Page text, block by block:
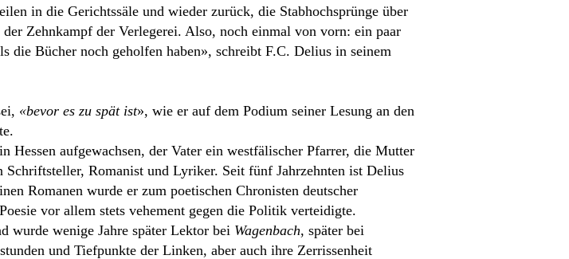
in die Gerichtssäle und wieder zurück, die Stabhochsprünge über
Zehnkampf der Verlegerei. Also, noch einmal von vorn: ein paar
die Bücher noch geholfen haben», schreibt F.C. Delius in seinem
«bevor es zu spät ist», wie er auf dem Podium seiner Lesung an den
Hessen aufgewachsen, der Vater ein westfälischer Pfarrer, die Mutter
Schriftsteller, Romanist und Lyriker. Seit fünf Jahrzehnten ist Delius
Romanen wurde er zum poetischen Chronisten deutscher
vor allem stets vehement gegen die Politik verteidigte.
wurde wenige Jahre später Lektor bei Wagenbach, später bei
und Tiefpunkte der Linken, aber auch ihre Zerrissenheit